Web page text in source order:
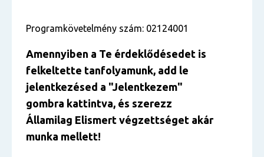
Programkövetelmény szám: 02124001
Amennyiben a Te érdeklődésedet is
felkeltette tanfolyamunk, add le
jelentkezésed a "Jelentkezem"
gombra kattintva, és szerezz
Államilag Elismert végzettséget akár
munka mellett!